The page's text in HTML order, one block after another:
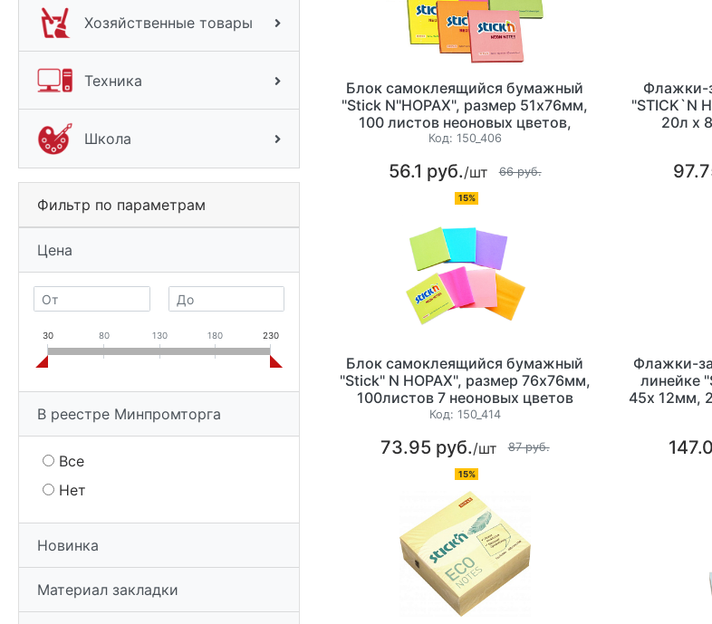
Хозяйственные товары
Техника
Школа
Фильтр по параметрам
Цена
30 80 130 180 230
В реестре Минпромторга
Все
Нет
Новинка
Материал закладки
Блок самоклеящийся бумажный
"Stick N"HOPAX", размер 51х76мм,
100 листов неоновых цветов,
ассорти
Код: 150_406
56.1 руб./шт 66 руб.
15%
Флажки-
"STICK`N
20л х
Блок самоклеящийся бумажный
"Stick" N HOPAX", размер 76х76мм,
100листов 7 неоновых цветов
Код: 150_414
73.95 руб./шт 87 руб.
15%
Флажки-
линейке
45х 12мм,
200